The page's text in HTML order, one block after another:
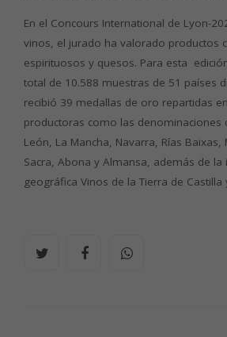
En el Concours International de Lyon-
vinos, el jurado ha valorado productos
espirituosos y quesos. Para esta
total de 10.588 muestras de 51 países
recibió 39 medallas de oro repartidas
productoras como las denominaciones
León, La Mancha, Navarra, Rías Baixas,
Sacra, Abona y Almansa, además de la
geográfica Vinos de la Tierra de Castilla